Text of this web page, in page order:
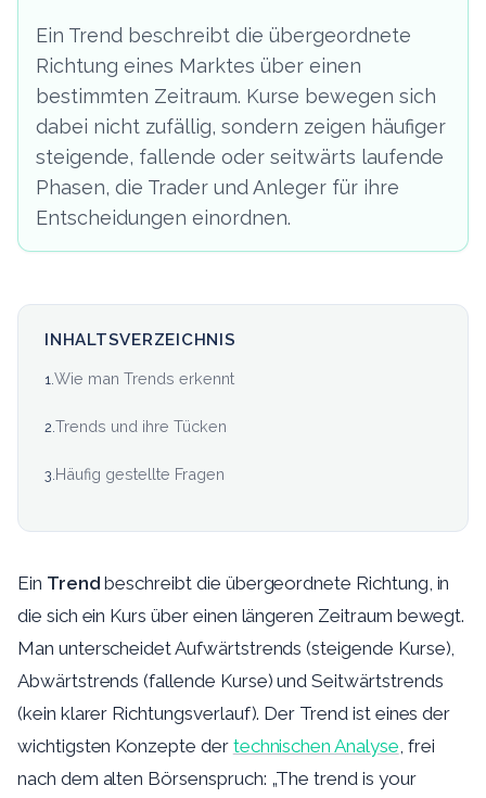
Ein Trend beschreibt die übergeordnete
Richtung eines Marktes über einen
bestimmten Zeitraum. Kurse bewegen sich
dabei nicht zufällig, sondern zeigen häufiger
steigende, fallende oder seitwärts laufende
Phasen, die Trader und Anleger für ihre
Entscheidungen einordnen.
INHALTSVERZEICHNIS
1.Wie man Trends erkennt
2.Trends und ihre Tücken
3.Häufig gestellte Fragen
Ein Trend beschreibt die übergeordnete Richtung, in
die sich ein Kurs über einen längeren Zeitraum bewegt.
Man unterscheidet Aufwärtstrends (steigende Kurse),
Abwärtstrends (fallende Kurse) und Seitwärtstrends
(kein klarer Richtungsverlauf). Der Trend ist eines der
wichtigsten Konzepte der technischen Analyse, frei
nach dem alten Börsenspruch: „The trend is your